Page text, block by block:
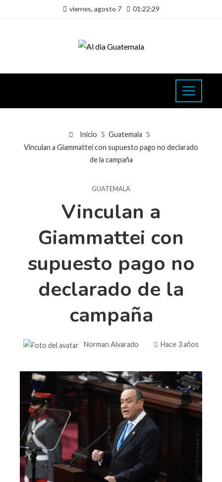
viernes, agosto 7 01:22:30
Inicio
Guatemala
Vinculan a Giammattei con supuesto pago no declarado
de la campaña
GUATEMALA
Vinculan a
Giammattei con
supuesto pago no
declarado de la
campaña
Norman Alvarado Hace 3 años